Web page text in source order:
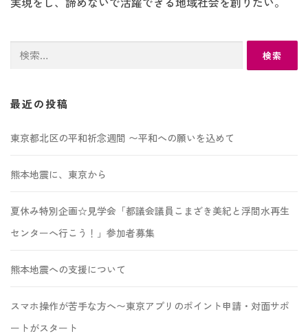
検
最近の投稿
東京都北区の平和祈念週間 〜平和への願いを込めて
熊本地震に、東京から
夏休み特別企画☆見学会「都議会議員こまざき美紀と浮間水再生
センターへ行こう！」参加者募集
熊本地震への支援について
スマホ操作が苦手な方へ〜東京アプリのポイント申請・対面サポ
ートがスタート